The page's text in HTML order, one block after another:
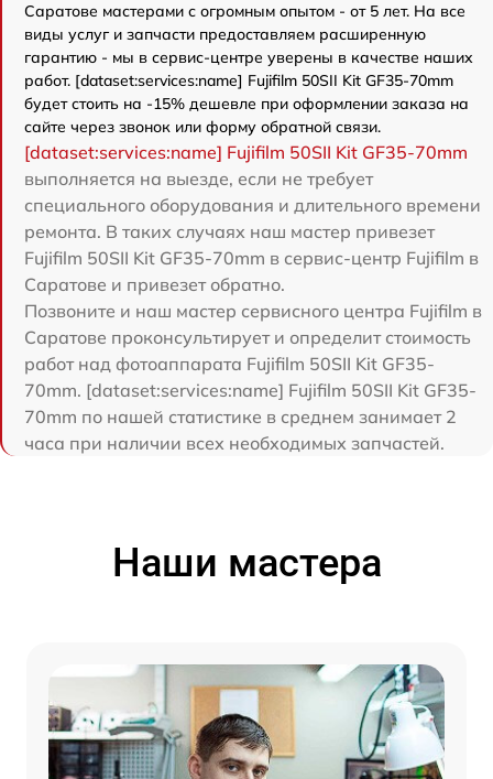
Саратове мастерами с огромным опытом - от 5 лет. На все
виды услуг и запчасти предоставляем расширенную
гарантию - мы в сервис-центре уверены в качестве наших
работ. [dataset:services:name] Fujifilm 50SII Kit GF35-70mm
будет стоить на -15% дешевле при оформлении заказа на
сайте через звонок или форму обратной связи.
[dataset:services:name] Fujifilm 50SII Kit GF35-70mm
выполняется на выезде, если не требует
специального оборудования и длительного времени
ремонта. В таких случаях наш мастер привезет
Fujifilm 50SII Kit GF35-70mm в сервис-центр Fujifilm в
Саратове и привезет обратно.
Позвоните и наш мастер сервисного центра Fujifilm в
Саратове проконсультирует и определит стоимость
работ над фотоаппарата Fujifilm 50SII Kit GF35-
70mm. [dataset:services:name] Fujifilm 50SII Kit GF35-
70mm по нашей статистике в среднем занимает 2
часа при наличии всех необходимых запчастей.
Наши мастера